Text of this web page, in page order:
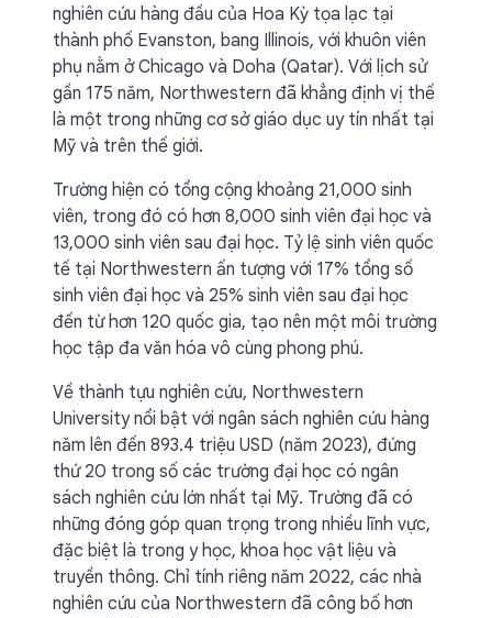
nghiên cứu hàng đầu của Hoa Kỳ tọa lạc tại
thành phố Evanston, bang Illinois, với khuôn viên
phụ nằm ở Chicago và Doha (Qatar). Với lịch sử
gần 175 năm, Northwestern đã khẳng định vị thế
là một trong những cơ sở giáo dục uy tín nhất tại
Mỹ và trên thế giới.
Trường hiện có tổng cộng khoảng 21,000 sinh
viên, trong đó có hơn 8,000 sinh viên đại học và
13,000 sinh viên sau đại học. Tỷ lệ sinh viên quốc
tế tại Northwestern ấn tượng với 17% tổng số
sinh viên đại học và 25% sinh viên sau đại học
đến từ hơn 120 quốc gia, tạo nên một môi trường
học tập đa văn hóa vô cùng phong phú.
Về thành tựu nghiên cứu, Northwestern
University nổi bật với ngân sách nghiên cứu hàng
năm lên đến 893.4 triệu USD (năm 2023), đứng
thứ 20 trong số các trường đại học có ngân
sách nghiên cứu lớn nhất tại Mỹ. Trường đã có
những đóng góp quan trọng trong nhiều lĩnh vực,
đặc biệt là trong y học, khoa học vật liệu và
truyền thông. Chỉ tính riêng năm 2022, các nhà
nghiên cứu của Northwestern đã công bố hơn